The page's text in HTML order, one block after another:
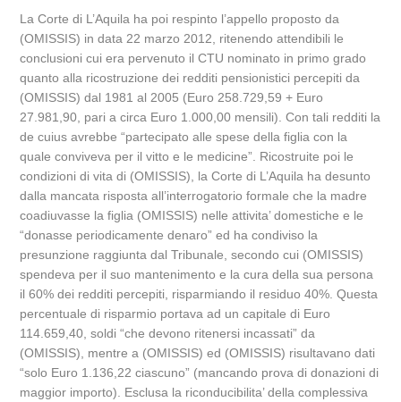
La Corte di L’Aquila ha poi respinto l’appello proposto da
(OMISSIS) in data 22 marzo 2012, ritenendo attendibili le
conclusioni cui era pervenuto il CTU nominato in primo grado
quanto alla ricostruzione dei redditi pensionistici percepiti da
(OMISSIS) dal 1981 al 2005 (Euro 258.729,59 + Euro
27.981,90, pari a circa Euro 1.000,00 mensili). Con tali redditi la
de cuius avrebbe “partecipato alle spese della figlia con la
quale conviveva per il vitto e le medicine”. Ricostruite poi le
condizioni di vita di (OMISSIS), la Corte di L’Aquila ha desunto
dalla mancata risposta all’interrogatorio formale che la madre
coadiuvasse la figlia (OMISSIS) nelle attivita’ domestiche e le
“donasse periodicamente denaro” ed ha condiviso la
presunzione raggiunta dal Tribunale, secondo cui (OMISSIS)
spendeva per il suo mantenimento e la cura della sua persona
il 60% dei redditi percepiti, risparmiando il residuo 40%. Questa
percentuale di risparmio portava ad un capitale di Euro
114.659,40, soldi “che devono ritenersi incassati” da
(OMISSIS), mentre a (OMISSIS) ed (OMISSIS) risultavano dati
“solo Euro 1.136,22 ciascuno” (mancando prova di donazioni di
maggior importo). Esclusa la riconducibilita’ della complessiva